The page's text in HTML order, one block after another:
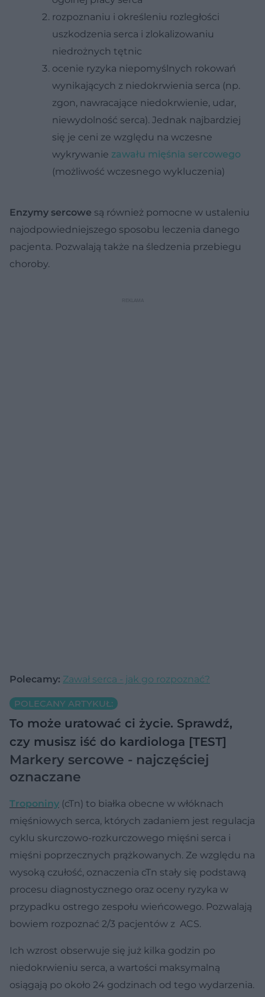
rozpoznaniu i określeniu rozległości
uszkodzenia serca i zlokalizowaniu
niedrożnych tętnic
ocenie ryzyka niepomyślnych rokowań
wynikających z niedokrwienia serca (np.
zgon, nawracające niedokrwienie, udar,
niewydolność serca). Jednak najbardziej
się je ceni ze względu na wczesne
wykrywanie zawału mięśnia sercowego
(możliwość wczesnego wykluczenia)
Enzymy sercowe są również pomocne w ustaleniu
najodpowiedniejszego sposobu leczenia danego
pacjenta. Pozwalają także na śledzenia przebiegu
choroby.
Polecamy: Zawał serca - jak go rozpoznać?
POLECANY ARTYKUŁ:
To może uratować ci życie. Sprawdź,
czy musisz iść do kardiologa [TEST]
Markery sercowe - najczęściej
oznaczane
Troponiny (cTn) to białka obecne w włóknach
mięśniowych serca, których zadaniem jest regulacja
cyklu skurczowo-rozkurczowego mięśni serca i
mięśni poprzecznych prążkowanych. Ze względu na
wysoką czułość, oznaczenia cTn stały się podstawą
procesu diagnostycznego oraz oceny ryzyka w
przypadku ostrego zespołu wieńcowego. Pozwalają
bowiem rozpoznać 2/3 pacjentów z ACS.
Ich wzrost obserwuje się już kilka godzin po
niedokrwieniu serca, a wartości maksymalną
osiągają po około 24 godzinach od tego wydarzenia.